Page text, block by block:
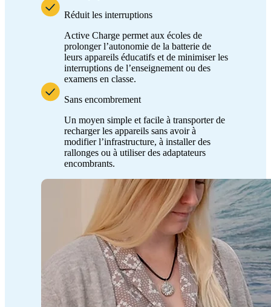
Réduit les interruptions
Active Charge permet aux écoles de
prolonger l’autonomie de la batterie de
leurs appareils éducatifs et de minimiser les
interruptions de l’enseignement ou des
examens en classe.
Sans encombrement
Un moyen simple et facile à transporter de
recharger les appareils sans avoir à
modifier l’infrastructure, à installer des
rallonges ou à utiliser des adaptateurs
encombrants.